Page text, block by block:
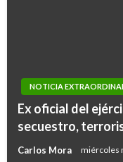
NOTICIA
Ex oficial del
secuestro,
Carlos Mora miércoles